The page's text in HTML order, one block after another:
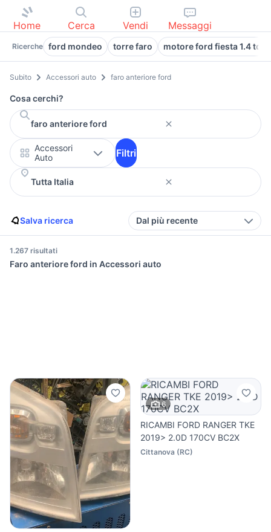
Home Cerca Vendi Messaggi
Ricerche ford mondeo torre faro motore ford fiesta 1.4 tdci
Subito Accessori auto faro anteriore ford
Cosa cerchi?
Accessori
Auto
Filtri
Salva ricerca Dal più recente
1.267 risultati
Faro anteriore ford in Accessori auto
6
RICAMBI FORD RANGER TKE
2019> 2.0D 170CV BC2X
Cittanova (RC)